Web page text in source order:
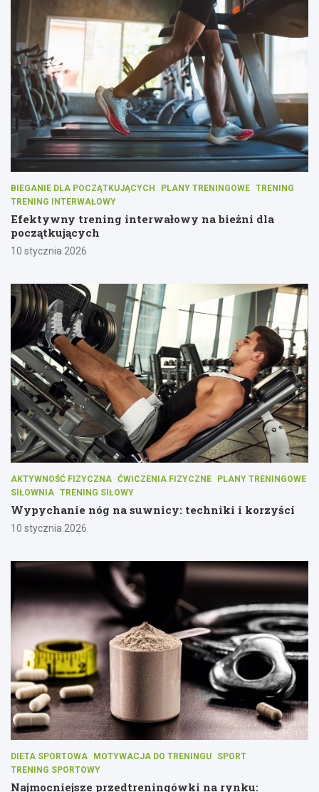
BIEGANIE DLA POCZĄTKUJĄCYCH PLANY TRENINGOWE TRENING
TRENING INTERWAŁOWY
Efektywny trening interwałowy na bieżni dla
początkujących
10 stycznia 2026
AKTYWNOŚĆ FIZYCZNA ĆWICZENIA FIZYCZNE
PLANY TRENINGOWE
SIŁOWNIA TRENING SIŁOWY
Wypychanie nóg na suwnicy: techniki i korzyści
10 stycznia 2026
DIETA SPORTOWA MOTYWACJA DO TRENINGU
SPORT
TRENING SPORTOWY
Najmocniejsze przedtreningówki na rynku: